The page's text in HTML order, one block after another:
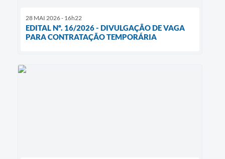
28 MAI 2026 - 16h22
EDITAL Nº. 16/2026 - DIVULGAÇÃO DE VAGA
PARA CONTRATAÇÃO TEMPORÁRIA